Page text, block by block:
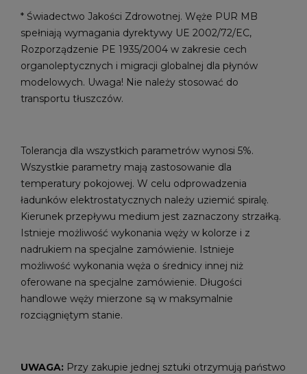
* Świadectwo Jakości Zdrowotnej. Węże PUR MB
spełniają wymagania dyrektywy UE 2002/72/EC,
Rozporządzenie PE 1935/2004 w zakresie cech
organoleptycznych i migracji globalnej dla płynów
modelowych. Uwaga! Nie należy stosować do
transportu tłuszczów.
Tolerancja dla wszystkich parametrów wynosi 5%.
Wszystkie parametry mają zastosowanie dla
temperatury pokojowej. W celu odprowadzenia
ładunków elektrostatycznych należy uziemić spiralę.
Kierunek przepływu medium jest zaznaczony strzałką.
Istnieje możliwość wykonania węży w kolorze i z
nadrukiem na specjalne zamówienie. Istnieje
możliwość wykonania węża o średnicy innej niż
oferowane na specjalne zamówienie. Długości
handlowe węży mierzone są w maksymalnie
rozciągniętym stanie.
UWAGA: Przy zakupie jednej sztuki otrzymują państwo